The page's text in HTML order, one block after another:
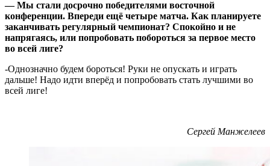
— Мы стали досрочно победителями восточной
конференции. Впереди ещё четыре матча. Как планируете
заканчивать регулярный чемпионат? Спокойно и не
напрягаясь, или попробовать побороться за первое место
во всей лиге?
-Однозначно будем бороться! Руки не опускать и играть
дальше! Надо идти вперёд и попробовать стать лучшими во
всей лиге!
Сергей Манжелеев